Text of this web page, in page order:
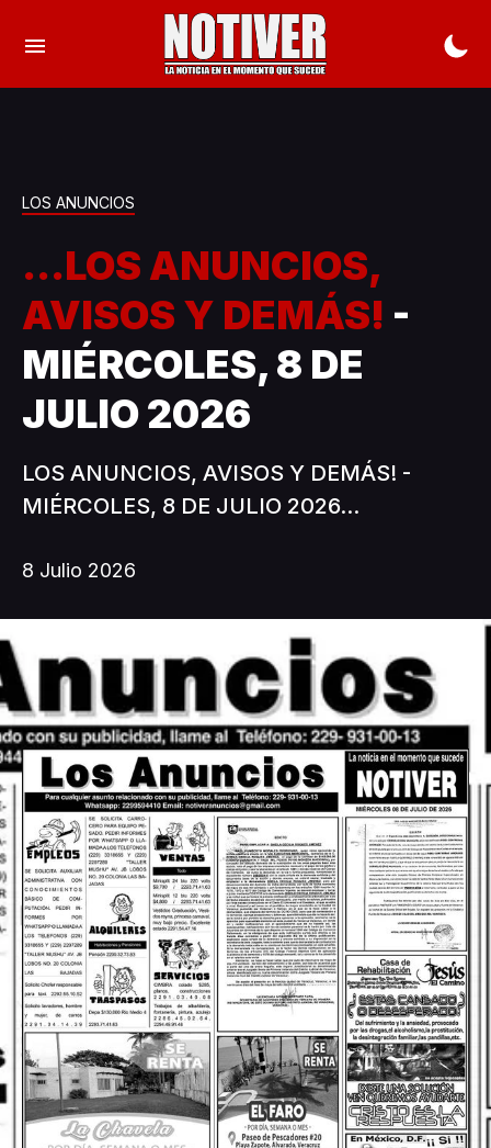
LOS ANUNCIOS
...LOS ANUNCIOS,
AVISOS Y DEMÁS! -
MIÉRCOLES, 8 DE
JULIO 2026
LOS ANUNCIOS, AVISOS Y DEMÁS! -
MIÉRCOLES, 8 DE JULIO 2026...
8 Julio 2026